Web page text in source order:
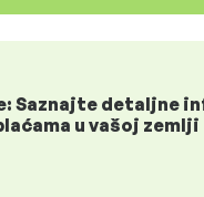
Saznajte detaljne
u vašoj zemlji